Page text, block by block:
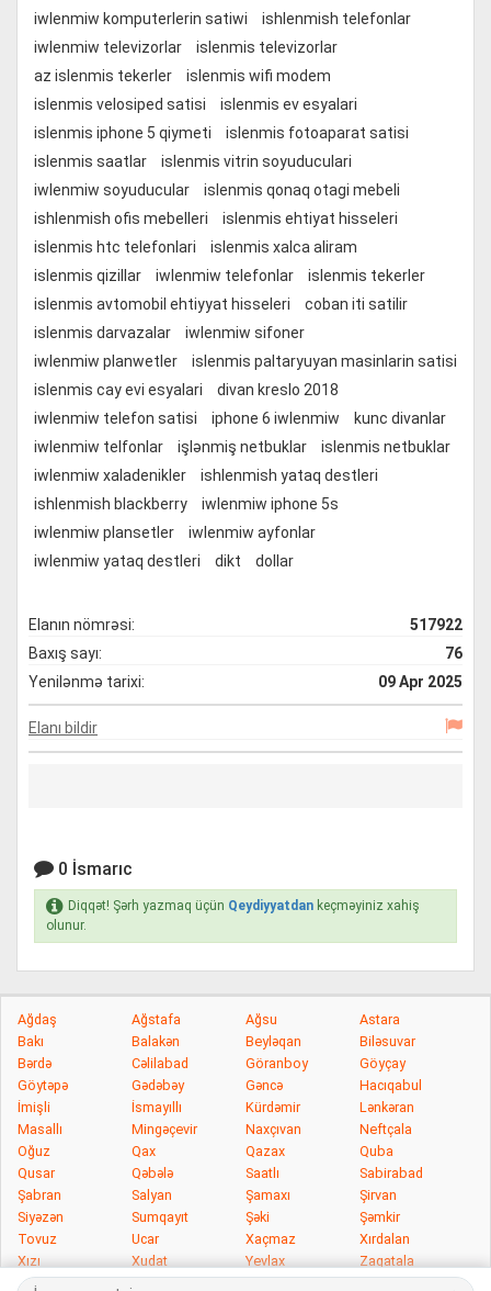
iwlenmiw komputerlerin satiwi
ishlenmish telefonlar
iwlenmiw televizorlar
islenmis televizorlar
az islenmis tekerler
islenmis wifi modem
islenmis velosiped satisi
islenmis ev esyalari
islenmis iphone 5 qiymeti
islenmis fotoaparat satisi
islenmis saatlar
islenmis vitrin soyuduculari
iwlenmiw soyuducular
islenmis qonaq otagi mebeli
ishlenmish ofis mebelleri
islenmis ehtiyat hisseleri
islenmis htc telefonlari
islenmis xalca aliram
islenmis qizillar
iwlenmiw telefonlar
islenmis tekerler
islenmis avtomobil ehtiyyat hisseleri
coban iti satilir
islenmis darvazalar
iwlenmiw sifoner
iwlenmiw planwetler
islenmis paltaryuyan masinlarin satisi
islenmis cay evi esyalari
divan kreslo 2018
iwlenmiw telefon satisi
iphone 6 iwlenmiw
kunc divanlar
iwlenmiw telfonlar
işlənmiş netbuklar
islenmis netbuklar
iwlenmiw xaladenikler
ishlenmish yataq destleri
ishlenmish blackberry
iwlenmiw iphone 5s
iwlenmiw plansetler
iwlenmiw ayfonlar
iwlenmiw yataq destleri
dikt dollar
Elanın nömrəsi:
517922
Baxış sayı:
76
Yenilənmə tarixi:
09 Apr 2025
Elanı bildir
0 İsmarıc
Diqqət! Şərh yazmaq üçün Qeydiyyatdan keçməyiniz xahiş
olunur.
Ağdaş Ağstafa Ağsu
Astara
Bakı
Balakən Beyləqan
Biləsuvar
Bərdə
Cəlilabad Göranboy
Göyçay
Göytəpə
Gədəbəy Gəncə
Hacıqabul
İmişli
İsmayıllı Kürdəmir
Lənkəran
Masallı
Mingəçevir Naxçıvan
Neftçala
Oğuz
Qax Qazax
Quba
Qusar
Qəbələ Saatlı
Sabirabad
Şabran
Salyan Şamaxı
Şirvan
Siyəzən
Sumqayıt Şəki
Şəmkir
Tovuz
Ucar Xaçmaz
Xırdalan
Xızı
Xudat Yevlax
Zaqatala
Zərdab